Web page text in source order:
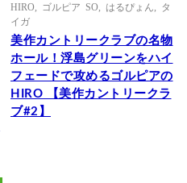
HIRO
ゴルピア SO はるぴょん
タ
イガ
美作カントリークラブの名物
ホール！浮島グリーンをハイ
フェードで攻めるゴルピアの
HIRO 【美作カントリークラ
ブ#2】